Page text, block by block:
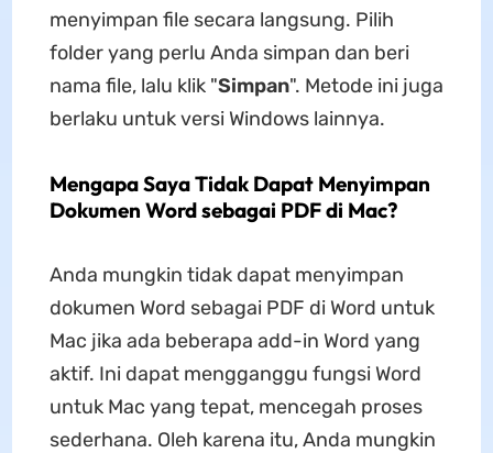
menyimpan file secara langsung. Pilih
folder yang perlu Anda simpan dan beri
nama file, lalu klik "Simpan". Metode ini juga
berlaku untuk versi Windows lainnya.
Mengapa Saya Tidak Dapat Menyimpan
Dokumen Word sebagai PDF di Mac?
Anda mungkin tidak dapat menyimpan
dokumen Word sebagai PDF di Word untuk
Mac jika ada beberapa add-in Word yang
aktif. Ini dapat mengganggu fungsi Word
untuk Mac yang tepat, mencegah proses
sederhana. Oleh karena itu, Anda mungkin